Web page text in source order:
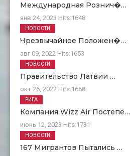
Международная Рознич�…
янв 24, 2023 Hits:1648
Чрезвычайное Положен�…
авг 09, 2022 Hits:1653
НОВОСТИ
Правительство Латвии …
окт 26, 2022 Hits:1668
НОВОСТИ
Компания Wizz Air Постепе…
июнь 12, 2023 Hits:1731
РИГА
167 Мигрантов Пытались …
НОВОСТИ